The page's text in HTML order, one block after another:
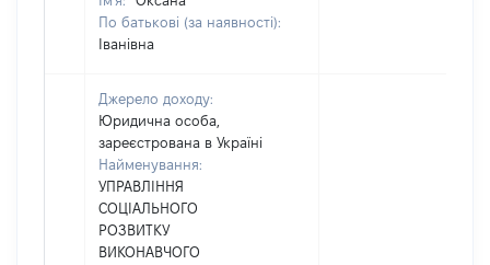
По батькові (за наявності):
Іванівна
Джерело доходу:
Юридична особа,
зареєстрована в Україні
Найменування:
УПРАВЛІННЯ
СОЦІАЛЬНОГО
РОЗВИТКУ
ВИКОНАВЧОГО